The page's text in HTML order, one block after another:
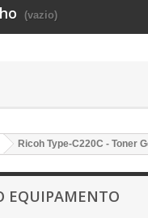
(vazio)
Ricoh Type-C220C - Toner
EQUIPAMENTO